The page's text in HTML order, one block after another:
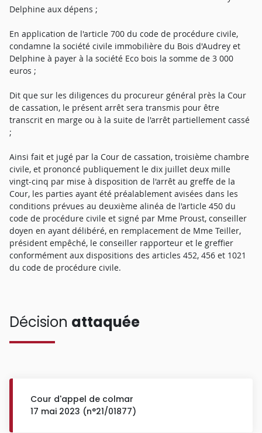
Delphine aux dépens ;
En application de l'article 700 du code de procédure civile,
condamne la société civile immobilière du Bois d'Audrey et
Delphine à payer à la société Eco bois la somme de 3 000
euros ;
Dit que sur les diligences du procureur général près la Cour
de cassation, le présent arrêt sera transmis pour être
transcrit en marge ou à la suite de l'arrêt partiellement cassé
;
Ainsi fait et jugé par la Cour de cassation, troisième chambre
civile, et prononcé publiquement le dix juillet deux mille
vingt-cinq par mise à disposition de l'arrêt au greffe de la
Cour, les parties ayant été préalablement avisées dans les
conditions prévues au deuxième alinéa de l'article 450 du
code de procédure civile et signé par Mme Proust, conseiller
doyen en ayant délibéré, en remplacement de Mme Teiller,
président empêché, le conseiller rapporteur et le greffier
conformément aux dispositions des articles 452, 456 et 1021
du code de procédure civile.
Décision attaquée
Cour d'appel de colmar
17 mai 2023 (n°21/01877)